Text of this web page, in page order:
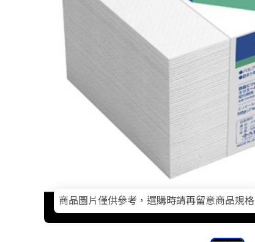
商品圖片僅供參考，選購時請再留意商品規格